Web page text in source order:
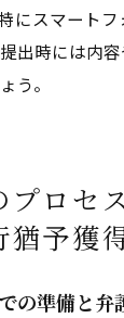
にスマート
出時には内
う。
プロセ
猶予獲
の準備と弁